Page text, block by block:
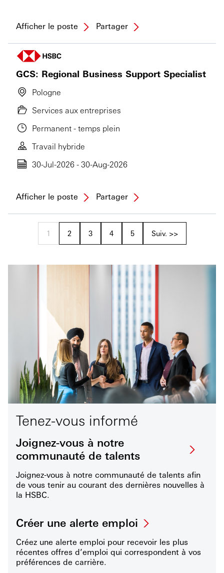
Afficher le poste Partager
GCS: Regional Business Support Specialist
Pologne
Services aux entreprises
Permanent - temps plein
Travail hybride
30-Jul-2026 - 30-Aug-2026
Afficher le poste Partager
1 2 3 4 5 Suiv. >>
Tenez-vous informé
Joignez-vous à notre
communauté de talents
Joignez-vous à notre communauté de talents afin
de vous tenir au courant des dernières nouvelles à
la HSBC.
Créer une alerte emploi
Créez une alerte emploi pour recevoir les plus
récentes offres d’emploi qui correspondent à vos
préférences de carrière.